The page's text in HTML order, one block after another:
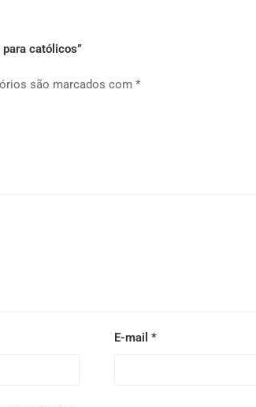
católicos”
são marcados com *
E-mail *